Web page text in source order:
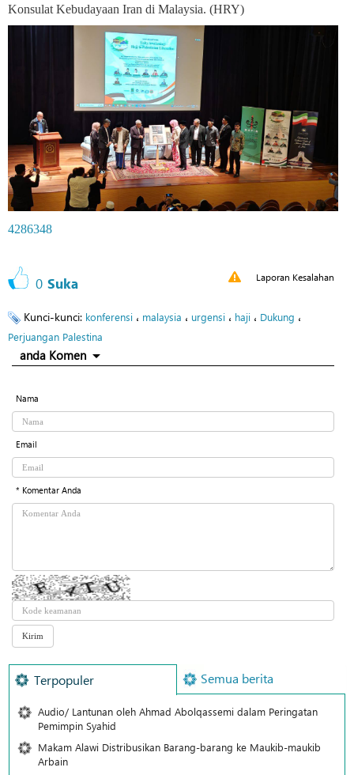
Konsulat Kebudayaan Iran di Malaysia. (HRY)
4286348
0 Suka Laporan Kesalahan
Kunci-kunci: konferensi ، malaysia ، urgensi ، haji ، Dukung ،
Perjuangan Palestina
anda Komen
Nama
Email
* Komentar Anda
Terpopuler Semua berita
Audio/ Lantunan oleh Ahmad Abolqassemi dalam Peringatan
Pemimpin Syahid
Makam Alawi Distribusikan Barang-barang ke Maukib-maukib
Arbain